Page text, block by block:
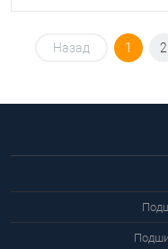
Назад 1 2